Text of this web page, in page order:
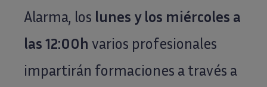
Alarma, los lunes y los miércoles a
las 12:00h varios profesionales
impartirán formaciones a través a